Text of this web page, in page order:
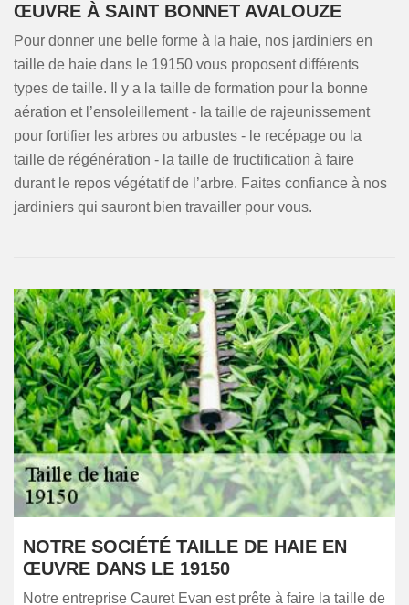
ŒUVRE À SAINT BONNET AVALOUZE
Pour donner une belle forme à la haie, nos jardiniers en
taille de haie dans le 19150 vous proposent différents
types de taille. Il y a la taille de formation pour la bonne
aération et l’ensoleillement - la taille de rajeunissement
pour fortifier les arbres ou arbustes - le recépage ou la
taille de régénération - la taille de fructification à faire
durant le repos végétatif de l’arbre. Faites confiance à nos
jardiniers qui sauront bien travailler pour vous.
NOTRE SOCIÉTÉ TAILLE DE HAIE EN
ŒUVRE DANS LE 19150
Notre entreprise Cauret Evan est prête à faire la taille de